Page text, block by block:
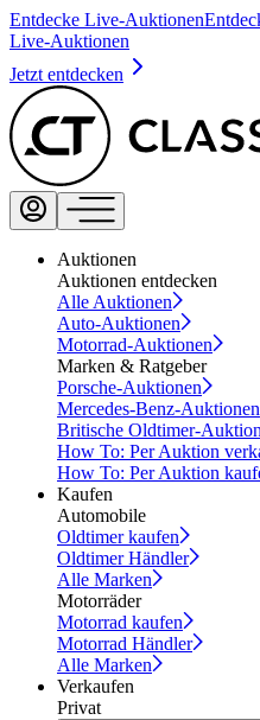
Entdecke Live-Auktionen
Live-Auktionen
Jetzt entdecken
Auktionen
Auktionen entdecken
Alle Auktionen
Auto-Auktionen
Motorrad-Auktionen
Marken & Ratgeber
Porsche-Auktionen
Mercedes-Benz-Auktionen
Britische Oldtimer-
How To: Per Auktion
How To: Per Auktion
Kaufen
Automobile
Oldtimer kaufen
Oldtimer Händler
Alle Marken
Motorräder
Motorrad kaufen
Motorrad Händler
Alle Marken
Verkaufen
Privat